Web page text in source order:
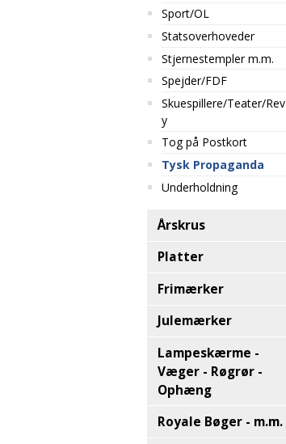
Sport/OL
Statsoverhoveder
Stjernestempler m.m.
Spejder/FDF
Skuespillere/Teater/Rev
y
Tog på Postkort
Tysk Propaganda
Underholdning
Årskrus
Platter
Frimærker
Julemærker
Lampeskærme -
Væger - Røgrør -
Ophæng
Royale Bøger - m.m.